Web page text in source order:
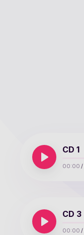
CD 1
00:00 /
CD 3
00:00 /